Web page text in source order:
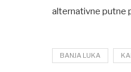
alternativne putne
BANJA LUKA